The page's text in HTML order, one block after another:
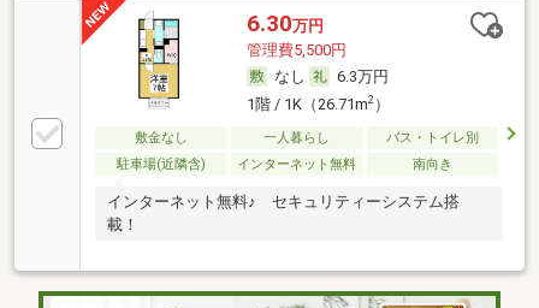
6.30万円
管理費5,500円
なし
6.3万円
1階 / 1K（26.71m2）
敷金なし 一人暮らし
バス・トイレ別
駐車場(近隣含)
インターネット無料 南向き
インターネット無料♪ セキュリティーシステム搭
載！